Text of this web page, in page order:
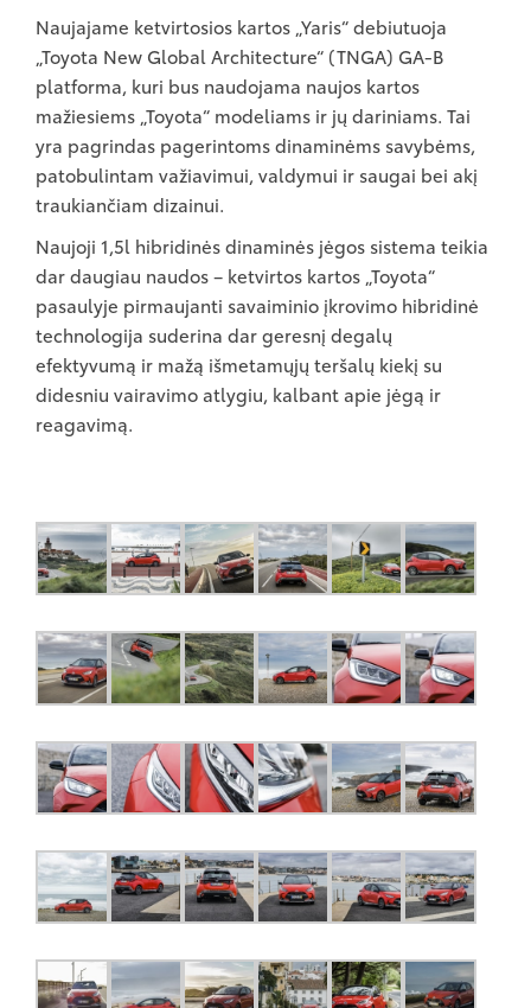
Naujajame ketvirtosios kartos „Yaris“ debiutuoja
„Toyota New Global Architecture“ (TNGA) GA-B
platforma, kuri bus naudojama naujos kartos
mažiesiems „Toyota“ modeliams ir jų dariniams. Tai
yra pagrindas pagerintoms dinaminėms savybėms,
patobulintam važiavimui, valdymui ir saugai bei akį
traukiančiam dizainui.
Naujoji 1,5l hibridinės dinaminės jėgos sistema teikia
dar daugiau naudos – ketvirtos kartos „Toyota“
pasaulyje pirmaujanti savaiminio įkrovimo hibridinė
technologija suderina dar geresnį degalų
efektyvumą ir mažą išmetamųjų teršalų kiekį su
didesniu vairavimo atlygiu, kalbant apie jėgą ir
reagavimą.